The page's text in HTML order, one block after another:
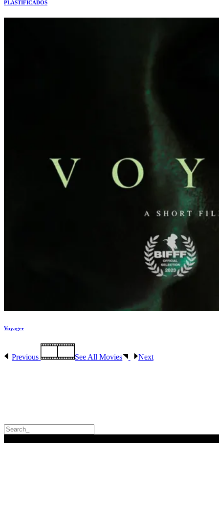
PLASTIFICADOS
Voyager
Previous See All Movies Next